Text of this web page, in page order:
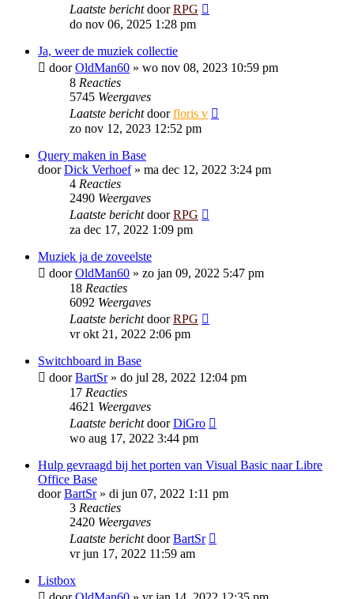
Laatste berichtdoorRPG
do nov 06, 2025 1:28 pm
Ja, weer de muziek collectie
doorOldMan60 » wo nov 08, 2023 10:59 pm
8 Reacties
5745 Weergaves
Laatste berichtdoorfloris v
zo nov 12, 2023 12:52 pm
Query maken in Base
doorDick Verhoef» ma dec 12, 2022 3:24 pm
4 Reacties
2490 Weergaves
Laatste berichtdoorRPG
za dec 17, 2022 1:09 pm
Muziek ja de zoveelste
doorOldMan60 » zo jan 09, 2022 5:47 pm
18 Reacties
6092 Weergaves
Laatste berichtdoorRPG
vr okt 21, 2022 2:06 pm
Switchboard in Base
doorBartSr» do jul 28, 2022 12:04 pm
17 Reacties
4621 Weergaves
Laatste berichtdoorDiGro
wo aug 17, 2022 3:44 pm
Hulp gevraagd bij het porten van Visual Basic naar Libre
Office Base
doorBartSr» di jun 07, 2022 1:11 pm
3 Reacties
2420 Weergaves
Laatste berichtdoorBartSr
vr jun 17, 2022 11:59 am
Listbox